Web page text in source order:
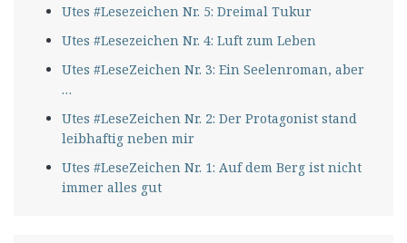
Utes #Lesezeichen Nr. 5: Dreimal Tukur
Utes #Lesezeichen Nr. 4: Luft zum Leben
Utes #LeseZeichen Nr. 3: Ein Seelenroman, aber
…
Utes #LeseZeichen Nr. 2: Der Protagonist stand
leibhaftig neben mir
Utes #LeseZeichen Nr. 1: Auf dem Berg ist nicht
immer alles gut